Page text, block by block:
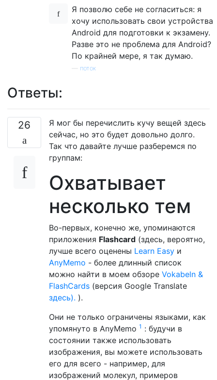
Я позволю себе не согласиться: я
хочу использовать свои устройства
Android для подготовки к экзамену.
Разве это не проблема для Android?
По крайней мере, я так думаю.
поток
Ответы:
26
Я мог бы перечислить кучу вещей здесь
сейчас, но это будет довольно долго.
Так что давайте лучше разберемся по
группам:
Охватывает
несколько тем
Во-первых, конечно же, упоминаются
приложения Flashcard (здесь, вероятно,
лучше всего оценены Learn Easy и
AnyMemo - более длинный список
можно найти в моем обзоре Vokabeln &
FlashCards (версия Google Translate
здесь). ).
Они не только ограничены языками, как
упомянуто в AnyMemo 1 : будучи в
состоянии также использовать
изображения, вы можете использовать
его для всего - например, для
изображений молекул, примеров